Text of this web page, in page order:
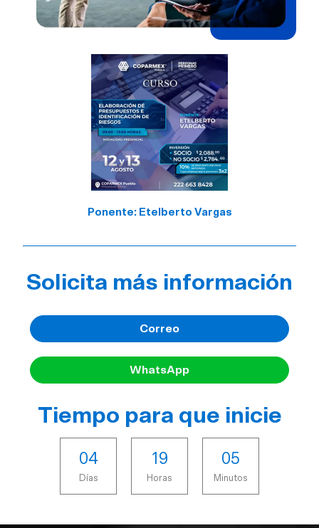
Ponente: Etelberto Vargas
Solicita más información
Correo
WhatsApp
Tiempo para que inicie
04
Días
1 9
Horas
05
Minutos